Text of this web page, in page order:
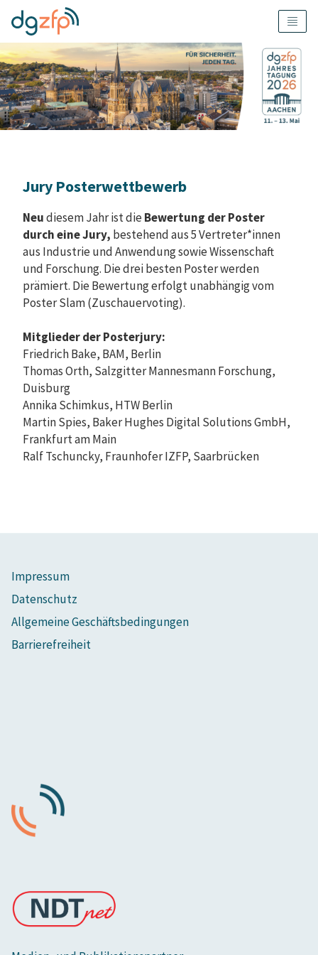
Jury Posterwettbewerb
Neudiesem Jahr ist dieBewertung der Poster
durch eineJury, bestehend aus 5 Vertreter*innen
aus Industrie und Anwendung sowie Wissenschaft
und Forschung. Die drei besten Poster werden
prämiert. Die Bewertung erfolgt unabhängig vom
Poster Slam (Zuschauervoting).
Mitglieder der Posterjury:
Friedrich Bake, BAM, Berlin
Thomas Orth, Salzgitter Mannesmann Forschung,
Duisburg
Annika Schimkus, HTW Berlin
Martin Spies, Baker Hughes Digital Solutions GmbH,
Frankfurt am Main
Ralf Tschuncky, Fraunhofer IZFP, Saarbrücken
Impressum
Datenschutz
Allgemeine Geschäftsbedingungen
Barrierefreiheit